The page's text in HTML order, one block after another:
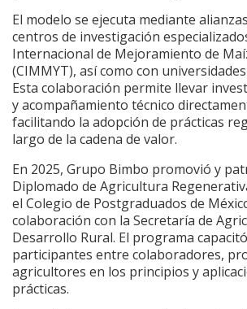
El modelo se ejecuta mediante
centros de investigación
Internacional de Mejoramiento de
(CIMMYT), así como con
Esta colaboración permite llevar
y acompañamiento técnico
facilitando la adopción de prácticas
largo de la cadena de valor.
En 2025, Grupo Bimbo promovió y
Diplomado de Agricultura
el Colegio de Postgraduados de
colaboración con la Secretaría de
Desarrollo Rural. El programa
participantes entre colaboradores,
agricultores en los principios y
prácticas.